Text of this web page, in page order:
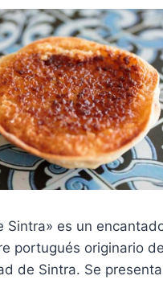
Sintra» es un
portugués originario
de Sintra. Se